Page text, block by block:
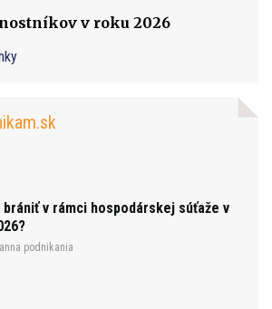
v roku 2026
brániť v rámci hospodárskej súťaže v
podnikania